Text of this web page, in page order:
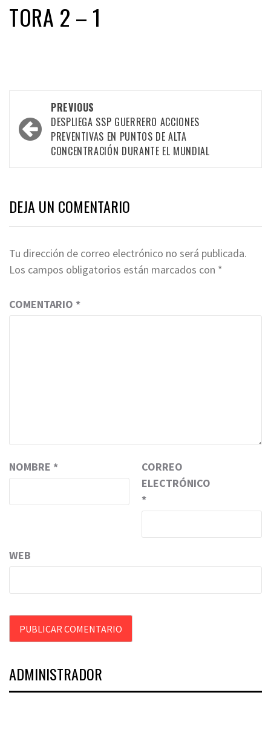
TORA 2 – 1
navigation
PREVIOUS
DESPLIEGA SSP GUERRERO ACCIONES
PREVENTIVAS EN PUNTOS DE ALTA
CONCENTRACIÓN DURANTE EL MUNDIAL
DEJA UN COMENTARIO
Tu dirección de correo electrónico no será publicada.
Los campos obligatorios están marcados con *
COMENTARIO *
NOMBRE *
CORREO
ELECTRÓNICO
*
WEB
ADMINISTRADOR